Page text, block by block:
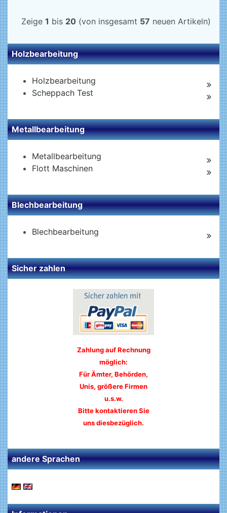
Zeige 1 bis 20 (von insgesamt 57 neuen Artikeln)
Holzbearbeitung
Holzbearbeitung
Scheppach Test
Metallbearbeitung
Metallbearbeitung
Flott Maschinen
Blechbearbeitung
Blechbearbeitung
Sicher zahlen
Zahlung auf Rechnung
möglich:
Für Ämter, Behörden,
Unis, größere Firmen
u.s.w.
Bitte kontaktieren Sie
uns diesbezüglich.
andere Sprachen